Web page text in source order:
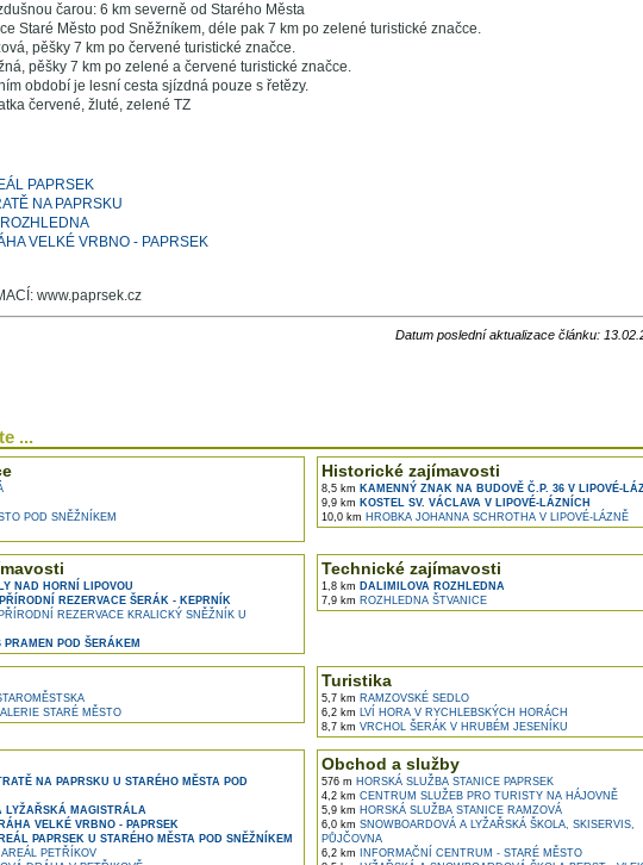
čarou: 6 km severně od Starého Města
Staré Město pod Sněžníkem, déle pak 7 km po zelené turistické značce.
pěšky 7 km po červené turistické značce.
pěšky 7 km po zelené a červené turistické značce.
období je lesní cesta sjízdná pouze s řetězy.
červené, žluté, zelené TZ
PAPRSEK
NA PAPRSKU
VELKÉ VRBNO - PAPRSEK
www.paprsek.cz
Datum poslední aktualizace článku:
...
POD SNĚŽNÍKEM
Historické zajímavosti
8,5 km KAMENNÝ ZNAK NA BUDOVĚ Č.P. 36 V LIPOVÉ-
9,9 km KOSTEL SV. VÁCLAVA V LIPOVÉ-LÁZNÍCH
10,0 km HROBKA JOHANNA SCHROTHA V LIPOVÉ-LÁZNĚ
NAD HORNÍ LIPOVOU
REZERVACE ŠERÁK - KEPRNÍK
REZERVACE KRALICKÝ SNĚŽNÍK U
PRAMEN POD ŠERÁKEM
Technické zajímavosti
1,8 km DALIMILOVA ROZHLEDNA
7,9 km ROZHLEDNA ŠTVANICE
STARÉ MĚSTO
Turistika
5,7 km RAMZOVSKÉ SEDLO
6,2 km LVÍ HORA V RYCHLEBSKÝCH HORÁCH
8,7 km VRCHOL ŠERÁK V HRUBÉM JESENÍKU
NA PAPRSKU U STARÉHO MĚSTA POD
LYŽAŘSKÁ MAGISTRÁLA
VELKÉ VRBNO - PAPRSEK
PAPRSEK U STARÉHO MĚSTA POD SNĚŽNÍKEM
PETŘÍKOV
Obchod a služby
576 m HORSKÁ SLUŽBA STANICE PAPRSEK
4,2 km CENTRUM SLUŽEB PRO TURISTY NA HÁJOVNĚ
5,9 km HORSKÁ SLUŽBA STANICE RAMZOVÁ
6,0 km SNOWBOARDOVÁ A LYŽAŘSKÁ ŠKOLA, SKISERVIS,
PŮJČOVNA
6,2 km INFORMAČNÍ CENTRUM - STARÉ MĚSTO